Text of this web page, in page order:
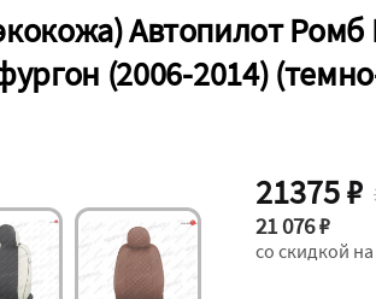
Автопилот Ромб
(2006-2014)
21375 ₽
21 076 ₽
со скидкой